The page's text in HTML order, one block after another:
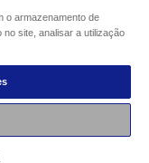
acessibilidade
o armazenamento de
site, analisar a utilização